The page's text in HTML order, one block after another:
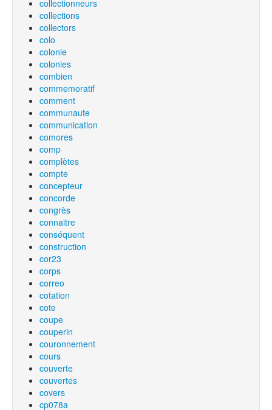
collectionneurs
collections
collectors
colo
colonie
colonies
combien
commemoratif
comment
communaute
communication
comores
comp
complètes
compte
concepteur
concorde
congrès
connaitre
conséquent
construction
cor23
corps
correo
cotation
cote
coupe
couperin
couronnement
cours
couverte
couvertes
covers
cp078a